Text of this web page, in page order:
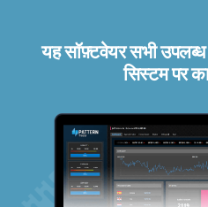
यह सॉफ़्टवेयर सभी
सिस्टम पर